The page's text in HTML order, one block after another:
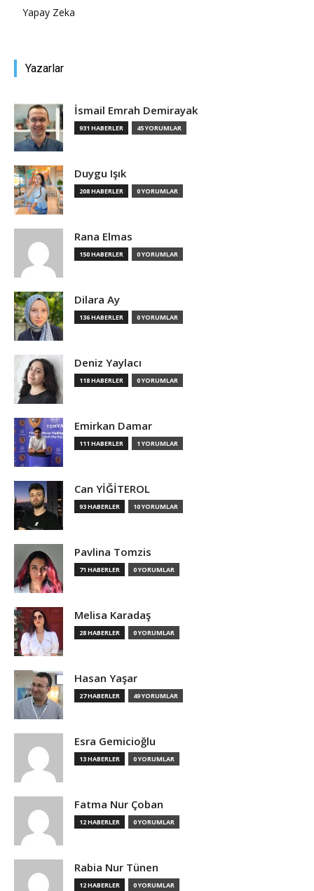
Yapay Zeka
Yazarlar
İsmail Emrah Demirayak
931 HABERLER 45 YORUMLAR
Duygu Işık
208 HABERLER 0 YORUMLAR
Rana Elmas
150 HABERLER 0 YORUMLAR
Dilara Ay
136 HABERLER 0 YORUMLAR
Deniz Yaylacı
118 HABERLER 0 YORUMLAR
Emirkan Damar
111 HABERLER 1 YORUMLAR
Can YİĞİTEROL
93 HABERLER 10 YORUMLAR
Pavlina Tomzis
71 HABERLER 0 YORUMLAR
Melisa Karadaş
28 HABERLER 0 YORUMLAR
Hasan Yaşar
27 HABERLER 49 YORUMLAR
Esra Gemicioğlu
13 HABERLER 0 YORUMLAR
Fatma Nur Çoban
12 HABERLER 0 YORUMLAR
Rabia Nur Tünen
12 HABERLER 0 YORUMLAR